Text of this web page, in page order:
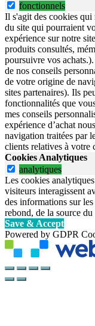
fonctionnels
Il s'agit des cookies qui
du site qui pourraient
expérience sur notre
produits consultés,
poursuivre vos
de nos conseils
de votre origine de
sites partenaires). Ils
fonctionnalités que
mes conseils
expérience d’achat
navigation traitées par
clients relatives à votre
Cookies Analytiques
analytiques
Les cookies
visiteurs interagissent
des informations sur
rebond, de la source
Save & Accept
Powered by GDPR